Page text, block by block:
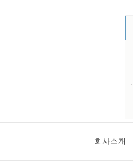
회사소개